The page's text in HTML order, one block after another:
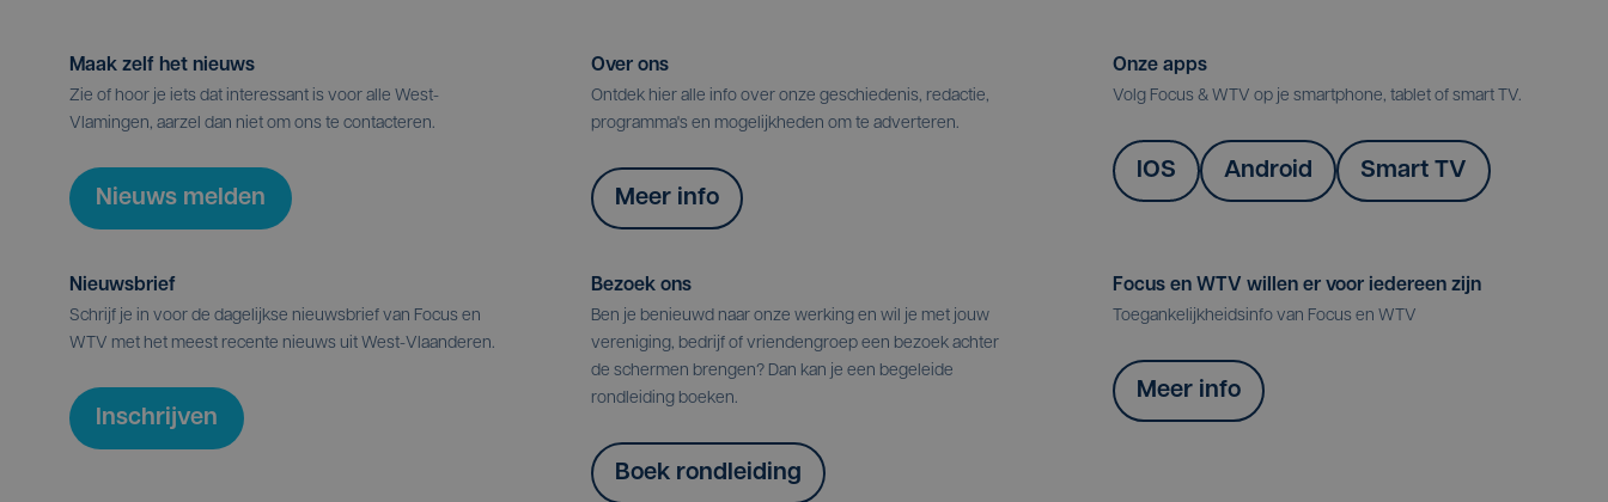
Maak zelf het nieuws
Zie of hoor je iets dat interessant is voor alle West-
Vlamingen, aarzel dan niet om ons te contacteren.
Nieuws melden
Over ons
Ontdek hier alle info over onze geschiedenis, redactie,
programma's en mogelijkheden om te adverteren.
Meer info
Onze apps
Volg Focus & WTV op je smartphone, tablet of smart TV.
IOS Android Smart TV
Nieuwsbrief
Schrijf je in voor de dagelijkse nieuwsbrief van Focus en
WTV met het meest recente nieuws uit West-Vlaanderen.
Inschrijven
Bezoek ons
Ben je benieuwd naar onze werking en wil je met jouw
vereniging, bedrijf of vriendengroep een bezoek achter
de schermen brengen? Dan kan je een begeleide
rondleiding boeken.
Boek rondleiding
Focus en WTV willen er voor iedereen zijn
Toegankelijkheidsinfo van Focus en WTV
Meer info